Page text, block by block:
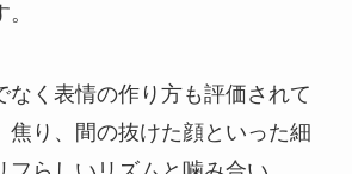
なく表情の作り方も評価されて
焦り、間の抜けた顔といった細